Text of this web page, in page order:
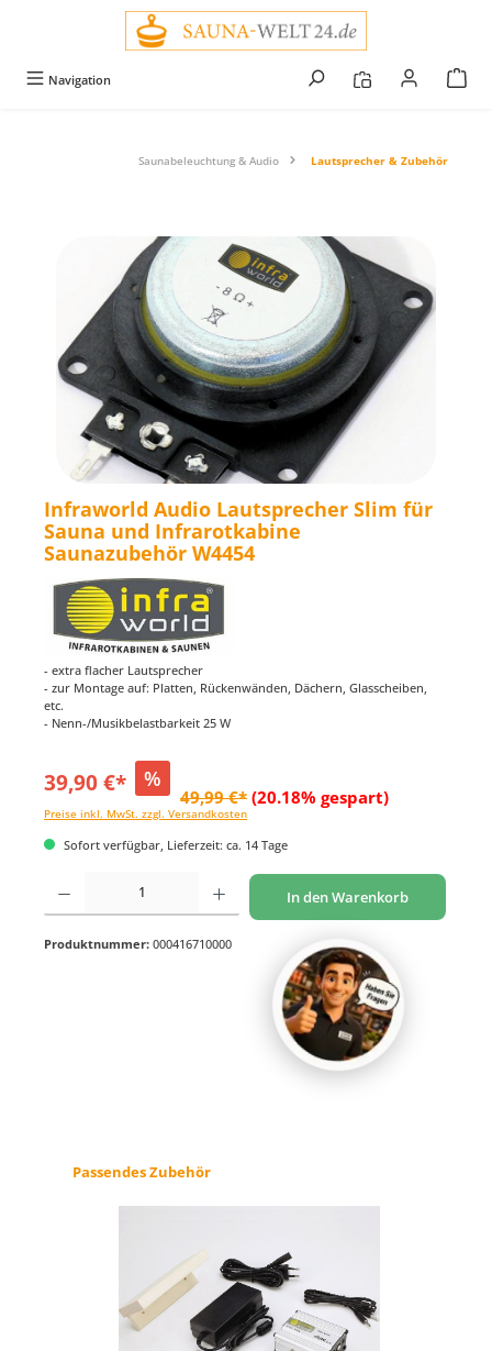
Navigation
Saunabeleuchtung & Audio Lautsprecher & Zubehör
Bildergalerie überspringen
Infraworld Audio Lautsprecher Slim für
Sauna und Infrarotkabine
Saunazubehör W4454
- extra flacher Lautsprecher
- zur Montage auf: Platten, Rückenwänden, Dächern, Glasscheiben,
etc.
- Nenn-/Musikbelastbarkeit 25 W
39,90 €* %
49,99 €* (20.18% gespart)
Preise inkl. MwSt. zzgl. Versandkosten
Sofort verfügbar, Lieferzeit: ca. 14 Tage
Produkt Anzahl: Gib den gewünschten Wert ein oder benutze die Schaltflächen um
In den Warenkorb
Produktnummer: 000416710000
Produktgalerie überspringen
Passendes Zubehör